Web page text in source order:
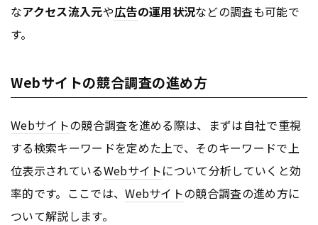
なアクセス流入元や広告の運用状況などの調査も可能で
す。
Webサイトの競合調査の進め方
Webサイトの競合調査を進める際は、まずは自社で重視
する検索キーワードを定めた上で、そのキーワードで上
位表示されているWebサイトについて分析していくと効
率的です。ここでは、Webサイトの競合調査の進め方に
ついて解説します。